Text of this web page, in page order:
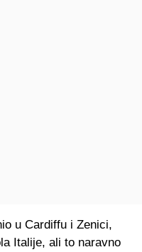
u Cardiffu i Zenici,
Italije, ali to naravno